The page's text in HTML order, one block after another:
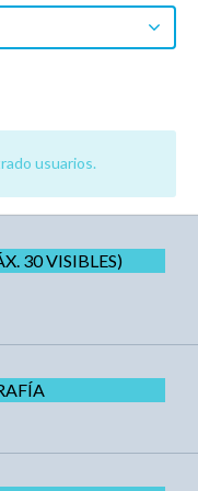
usuarios.
30 VISIBLES)